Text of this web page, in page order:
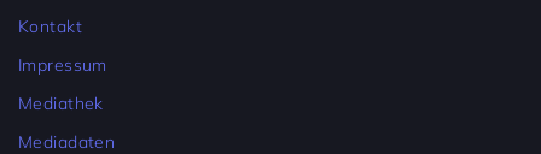
Kontakt
Impressum
Mediathek
Mediadaten